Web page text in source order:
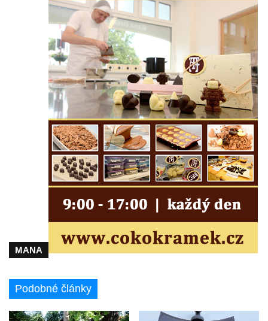
Hrob rodiny Tomáškovy na hřbitově v
Postoloprtech
Hrob rodiny Hývlovy (Václav Hývl) na
hřbitově v Postoloprtech
Hrob rodiny Martincových na hřbitově v
Postoloprtech
Hrob rodiny Hývlovy (Josef Hývl) na
hřbitově v Postoloprtech
Hrob rodiny Derflovy a Fialových na
hřbitově v Postoloprtech
Hrob rodiny Šťastných na hřbitově v
Hrob rodiny Prytolukových na hřbitově v
Hrob rodiny Martinovských na hřbitově v
Postoloprtech
Hrob rodin Říhových a Vojarových na
hřbitově v Postoloprtech
Hrob rodin Machačových a Irových na
MANA
Podobné články